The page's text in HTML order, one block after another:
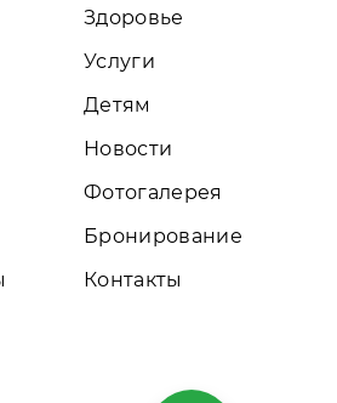
Здоровье
Услуги
Детям
Новости
Фотогалерея
Бронирование
Контакты